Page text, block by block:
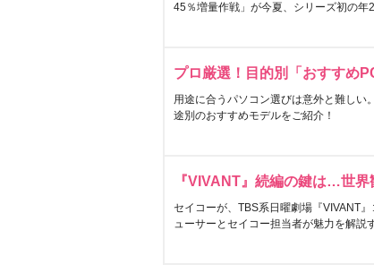
45％増量作戦」が今夏、シリーズ初の年2
プロ厳選！目的別「おすすめ
用途に合うパソコン選びは意外と難しい
途別のおすすめモデルをご紹介！
『VIVANT』続編の鍵は…世
セイコーが、TBS系日曜劇場『VIVANT
ューサーとセイコー担当者が魅力を解説